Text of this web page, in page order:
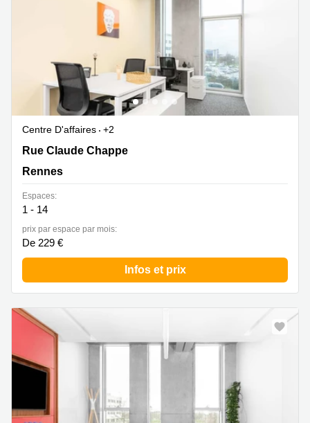
Centre D'affaires
+2
2 Rue Claude Chappe, Rennes
Rue Claude Chappe
Rennes
Espaces:
1 - 14
prix par espace par mois:
De 229 €
Infos et prix